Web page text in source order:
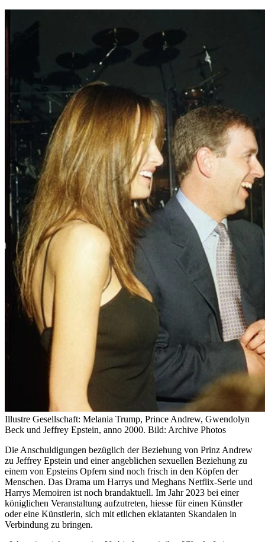
Illustre Gesellschaft: Melania Trump, Prince Andrew, Gwendolyn
Beck und Jeffrey Epstein, anno 2000. Bild: Archive Photos
Die Anschuldigungen bezüglich der Beziehung von Prinz Andrew
zu Jeffrey Epstein und einer angeblichen sexuellen Beziehung zu
einem von Epsteins Opfern sind noch frisch in den Köpfen der
Menschen. Das Drama um Harrys und Meghans Netflix-Serie und
Harrys Memoiren ist noch brandaktuell. Im Jahr 2023 bei einer
königlichen Veranstaltung aufzutreten, hiesse für einen Künstler
oder eine Künstlerin, sich mit etlichen eklatanten Skandalen in
Verbindung zu bringen.